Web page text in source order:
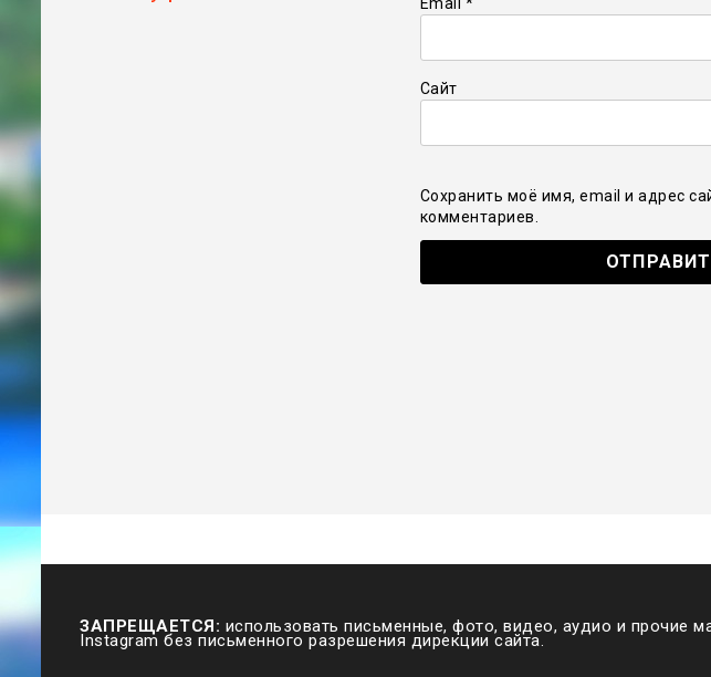
Сайт
Сохранить моё имя, email и адрес
комментариев.
ЗАПРЕЩАЕТСЯ: использовать письменные, фото, видео, аудио и прочие
Instagram без письменного разрешения дирекции сайта.